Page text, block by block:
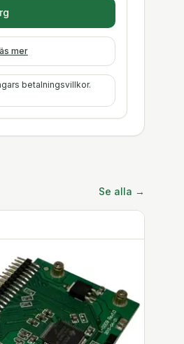
mer
betalningsvillkor.
Se alla →